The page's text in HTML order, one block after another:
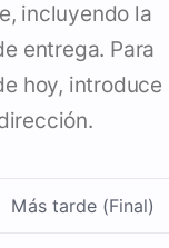
incluyendo la
entrega. Para
hoy, introduce
Más tarde (Final)